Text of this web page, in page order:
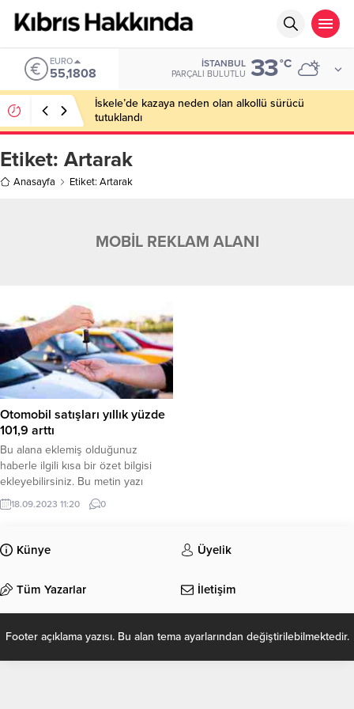
EURO
55,1808
İSTANBUL
PARÇALI BULUTLU 33°C
İskele’de kazaya neden olan alkollü sürücü
tutuklandı
Etiket: Artarak
Anasayfa Etiket: Artarak
MOBİL REKLAM ALANI
Otomobil satışları yıllık yüzde
101,9 arttı
Bu alana eklemiş olduğunuz
haberle ilgili kısa bir özet bilgisi
ekleyebilirsiniz. Bu metin yazı
düzenleme sayfasında “Özet”
bölümünden eklenebilir. Özet
olarak bu şekilde gösterilir,
eklenmemişse bu alan boş kalır.
18.09.2023 11:20 0
Künye Üyelik
Tüm Yazarlar İletişim
Footer açıklama yazısı. Bu alan tema ayarlarından değiştirilebilmektedir.